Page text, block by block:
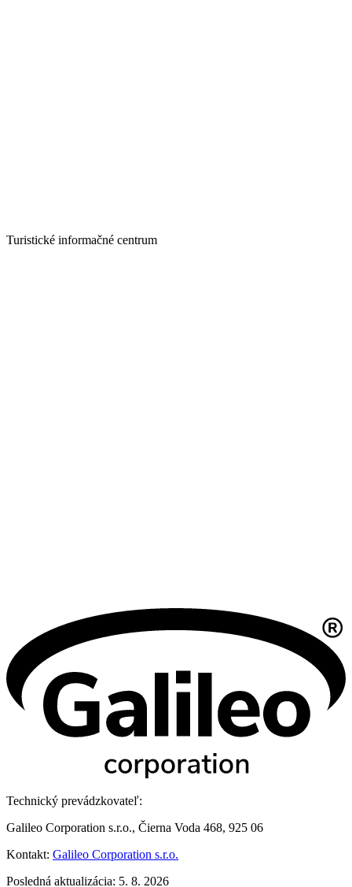
Turistické informačné centrum
Technický prevádzkovateľ:
Galileo Corporation s.r.o., Čierna Voda 468, 925 06
Kontakt: Galileo Corporation s.r.o.
Posledná aktualizácia: 5. 8. 2026